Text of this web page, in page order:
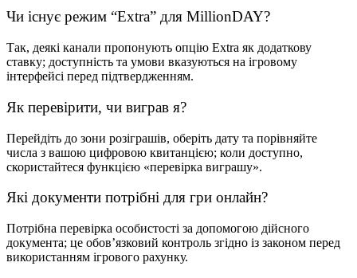
Чи існує режим “Extra” для MillionDAY?
Так, деякі канали пропонують опцію Extra як додаткову
ставку; доступність та умови вказуються на ігровому
інтерфейсі перед підтвердженням.
Як перевірити, чи виграв я?
Перейдіть до зони розіграшів, оберіть дату та порівняйте
числа з вашою цифровою квитанцією; коли доступно,
скористайтеся функцією «перевірка виграшу».
Які документи потрібні для гри онлайн?
Потрібна перевірка особистості за допомогою дійсного
документа; це обов’язковий контроль згідно із законом перед
використанням ігрового рахунку.